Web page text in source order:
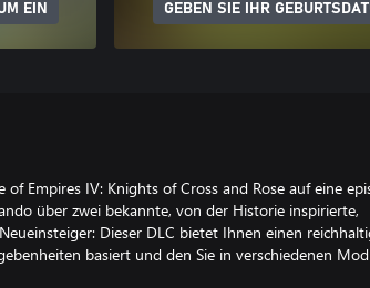
EIN GEBEN SIE IHR
of Empires IV: Knights of Cross and Rose auf eine
über zwei bekannte, von der Historie inspirierte,
Dieser DLC bietet Ihnen einen
basiert und den Sie in verschiedenen